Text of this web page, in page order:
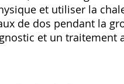
et utiliser la
de dos pendant la
et un traitement